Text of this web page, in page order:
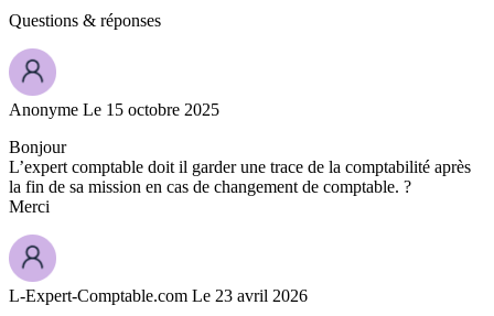
Questions & réponses
Anonyme Le 15 octobre 2025
Bonjour
L’expert comptable doit il garder une trace de la comptabilité après
la fin de sa mission en cas de changement de comptable. ?
Merci
L-Expert-Comptable.com Le 23 avril 2026